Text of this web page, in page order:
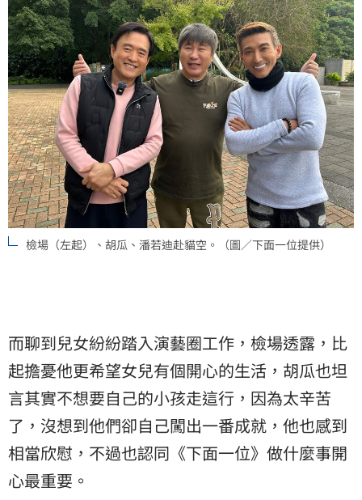
檢場（左起）、胡瓜、潘若迪赴貓空。（圖／下面一位提供）
而聊到兒女紛紛踏入演藝圈工作，檢場透露，比
起擔憂他更希望女兒有個開心的生活，胡瓜也坦
言其實不想要自己的小孩走這行，因為太辛苦
了，沒想到他們卻自己闖出一番成就，他也感到
相當欣慰，不過也認同《下面一位》做什麼事開
心最重要。